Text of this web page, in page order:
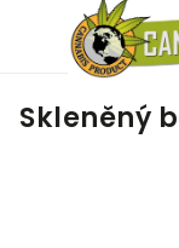
Skleněný